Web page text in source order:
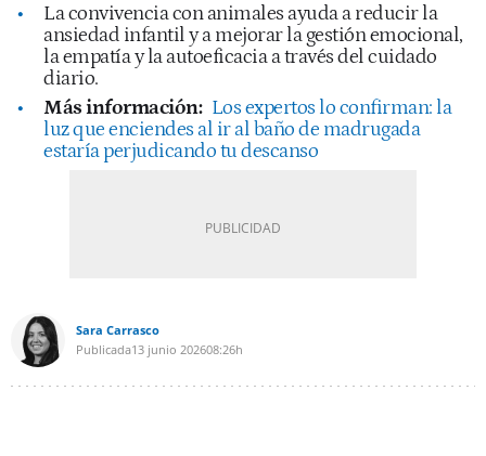
La convivencia con animales ayuda a reducir la
ansiedad infantil y a mejorar la gestión emocional,
la empatía y la autoeficacia a través del cuidado
diario.
Más información: Los expertos lo confirman: la
luz que enciendes al ir al baño de madrugada
estaría perjudicando tu descanso
Sara Carrasco
Publicada13 junio 202608:26h